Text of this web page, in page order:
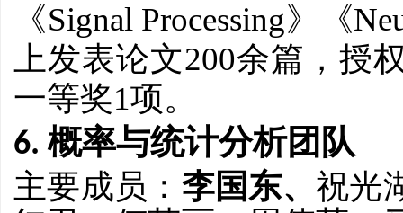
《Signal Processing》《
上发表论文200余篇，授
一等奖1项。
6. 概率与统计分析团队
主要成员： 李国东、 祝光